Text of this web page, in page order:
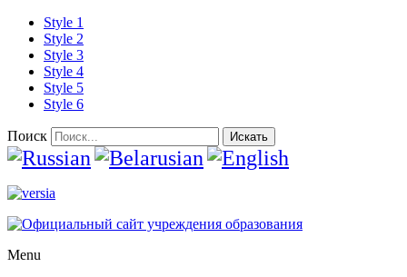
Style 1
Style 2
Style 3
Style 4
Style 5
Style 6
Поиск Искать
Menu